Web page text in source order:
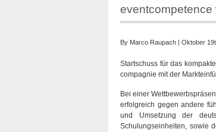
eventcompetence
By Marco Raupach | Oktober
Startschuss für das
compagnie mit der
Bei einer
erfolgreich gegen andere
und Umsetzung der
Schulungseinheiten, sowie